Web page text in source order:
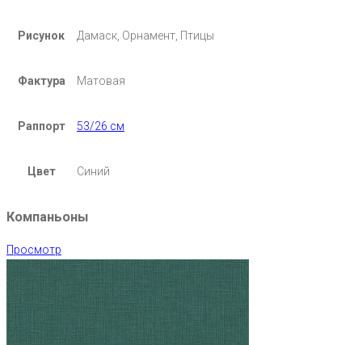
Рисунок Дамаск, Орнамент, Птицы
Фактура Матовая
Раппорт 53/26 см
Цвет Синий
Компаньоны
Просмотр